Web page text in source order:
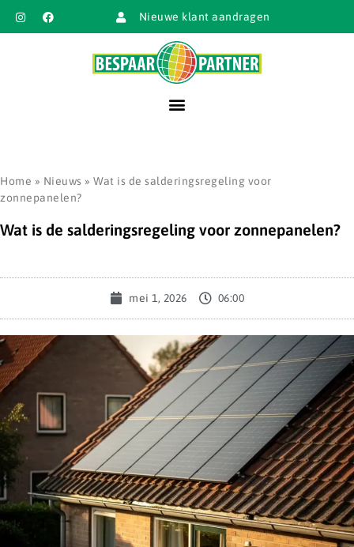
Nieuwe klant aandragen
Home » Nieuws » Wat is de salderingsregeling voor
zonnepanelen?
Wat is de salderingsregeling voor zonnepanelen?
mei 1, 2026 06:00